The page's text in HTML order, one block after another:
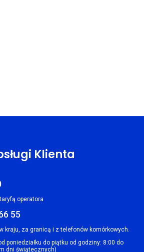
Klienta
operatora
55
kraju, za granicą i z telefonów komórkowych.
poniedziałku do piątku od godziny: 8:00 do
dni świątecznych)